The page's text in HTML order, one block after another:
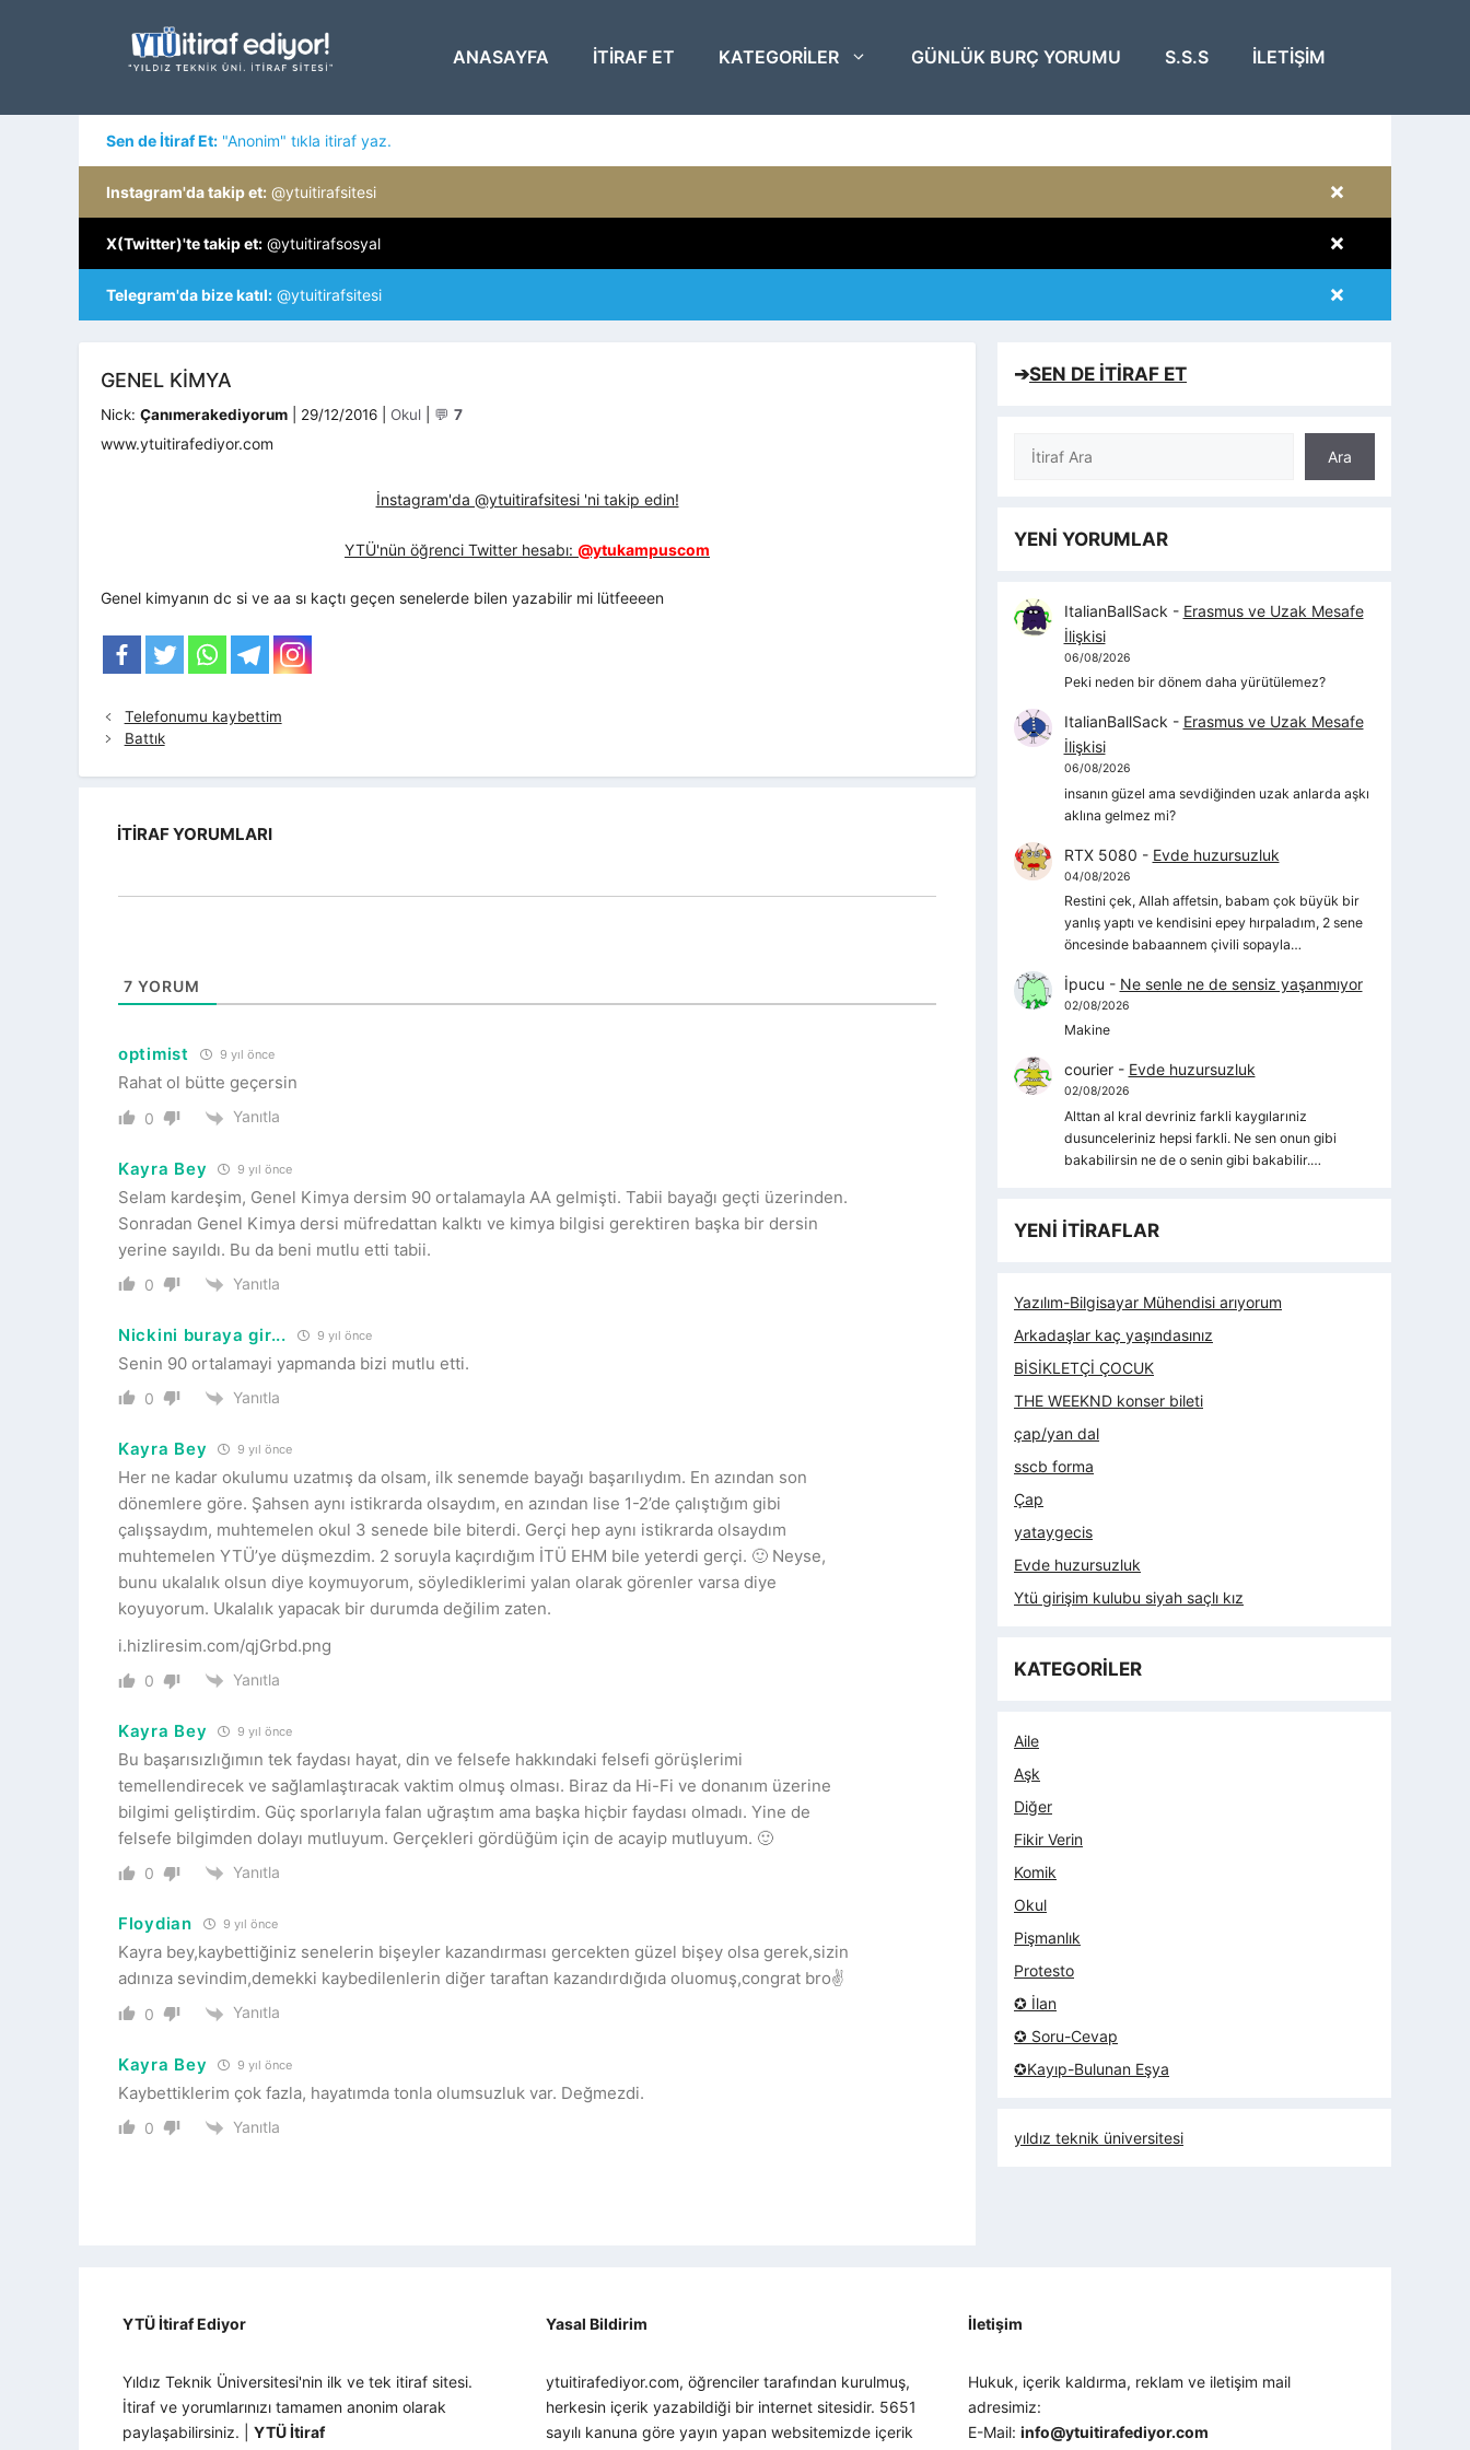
ANASAYFA ITIRAF ET KATEGORILER GÜNLÜK BURÇ YORUMU S.S.S İLETIŞIM
Sen de İtiraf Et: "Anonim" tıkla itiraf yaz.
×
Instagram'da takip et: @ytuitirafsitesi
×
X(Twitter)'te takip et: @ytuitirafsosyal
×
Telegram'da bize katıl: @ytuitirafsitesi
GENEL KIMYA
Nick: Çanımerakediyorum 29/12/2016 Kategoriler
Okul 💬 7
www.ytuitirafediyor.com
İnstagram'da @ytuitirafsitesi 'ni takip edin!
YTÜ'nün öğrenci Twitter hesabı: @ytukampuscom
Genel kimyanın dc si ve aa sı kaçtı geçen senelerde bilen yazabilir mi lütfeeeen
Telefonumu kaybettim
Battık
İTIRAF YORUMLARI
7 YORUM
optimist 9 yıl önce
Rahat ol bütte geçersin
0 Yanıtla
Kayra Bey 9 yıl önce
Selam kardeşim, Genel Kimya dersim 90 ortalamayla AA gelmişti. Tabii bayağı geçti üzerinden.
Sonradan Genel Kimya dersi müfredattan kalktı ve kimya bilgisi gerektiren başka bir dersin
yerine sayıldı. Bu da beni mutlu etti tabii.
0 Yanıtla
Nickini buraya gir... 9 yıl önce
Senin 90 ortalamayi yapmanda bizi mutlu etti.
0 Yanıtla
Kayra Bey 9 yıl önce
Her ne kadar okulumu uzatmış da olsam, ilk senemde bayağı başarılıydım. En azından son
dönemlere göre. Şahsen aynı istikrarda olsaydım, en azından lise 1-2’de çalıştığım gibi
çalışsaydım, muhtemelen okul 3 senede bile biterdi. Gerçi hep aynı istikrarda olsaydım
muhtemelen YTÜ’ye düşmezdim. 2 soruyla kaçırdığım İTÜ EHM bile yeterdi gerçi. 🙂 Neyse,
bunu ukalalık olsun diye koymuyorum, söylediklerimi yalan olarak görenler varsa diye
koyuyorum. Ukalalık yapacak bir durumda değilim zaten.
i.hizliresim.com/qjGrbd.png
0 Yanıtla
Kayra Bey 9 yıl önce
Bu başarısızlığımın tek faydası hayat, din ve felsefe hakkındaki felsefi görüşlerimi
temellendirecek ve sağlamlaştıracak vaktim olmuş olması. Biraz da Hi-Fi ve donanım üzerine
bilgimi geliştirdim. Güç sporlarıyla falan uğraştım ama başka hiçbir faydası olmadı. Yine de
felsefe bilgimden dolayı mutluyum. Gerçekleri gördüğüm için de acayip mutluyum. 🙂
0 Yanıtla
Floydian 9 yıl önce
Kayra bey,kaybettiğiniz senelerin bişeyler kazandırması gercekten güzel bişey olsa gerek,sizin
adınıza sevindim,demekki kaybedilenlerin diğer taraftan kazandırdığıda oluomuş,congrat bro✌️
0 Yanıtla
Kayra Bey 9 yıl önce
Kaybettiklerim çok fazla, hayatımda tonla olumsuzluk var. Değmezdi.
0 Yanıtla
➔SEN DE İTİRAF ET
Ara
Ara
YENİ YORUMLAR
ItalianBallSack - Erasmus ve Uzak Mesafe
İlişkisi
06/08/2026
Peki neden bir dönem daha yürütülemez?
ItalianBallSack - Erasmus ve Uzak Mesafe
İlişkisi
06/08/2026
insanın güzel ama sevdiğinden uzak anlarda aşkı
aklına gelmez mi?
RTX 5080 - Evde huzursuzluk
04/08/2026
Restini çek, Allah affetsin, babam çok büyük bir
yanlış yaptı ve kendisini epey hırpaladım, 2 sene
öncesinde babaannem çivili sopayla…
İpucu - Ne senle ne de sensiz yaşanmıyor
02/08/2026
Makine
courier- Evde huzursuzluk
02/08/2026
Alttan al kral devriniz farkli kaygılarıniz
dusunceleriniz hepsi farkli. Ne sen onun gibi
bakabilirsin ne de o senin gibi bakabilir.…
YENİ İTİRAFLAR
Yazılım-Bilgisayar Mühendisi arıyorum
Arkadaşlar kaç yaşındasınız
BİSİKLETÇİ ÇOCUK
THE WEEKND konser bileti
çap/yan dal
sscb forma
Çap
yataygecis
Evde huzursuzluk
Ytü girişim kulubu siyah saçlı kız
KATEGORİLER
Aile
Aşk
Diğer
Fikir Verin
Komik
Okul
Pişmanlık
Protesto
✪ İlan
✪ Soru-Cevap
✪Kayıp-Bulunan Eşya
yıldız teknik üniversitesi
YTÜ İtiraf Ediyor
Yıldız Teknik Üniversitesi'nin ilk ve tek itiraf sitesi.
İtiraf ve yorumlarınızı tamamen anonim olarak
paylaşabilirsiniz. | YTÜ İtiraf
Yasal Bildirim
ytuitirafediyor.com, öğrenciler tarafından kurulmuş,
herkesin içerik yazabildiği bir internet sitesidir. 5651
sayılı kanuna göre yayın yapan websitemizde içerik
İletişim
Hukuk, içerik kaldırma, reklam ve iletişim mail
adresimiz:
E-Mail:info@ytuitirafediyor.com